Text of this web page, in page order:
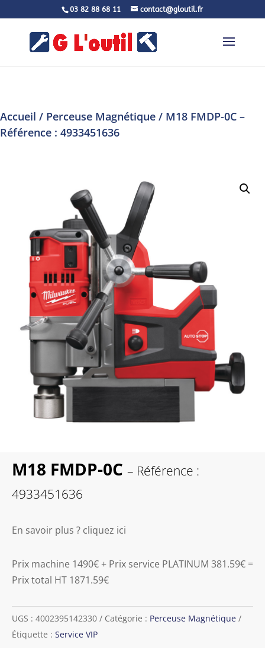
03 82 88 68 11 contact@gloutil.fr
Accueil / Perceuse Magnétique / M18 FMDP-0C –
Référence : 4933451636
M18 FMDP-0C – Référence :
4933451636
En savoir plus ? cliquez ici
Prix machine 1490€ + Prix service PLATINUM 381.59€ =
Prix total HT 1871.59€
UGS : 4002395142330 Catégorie : Perceuse Magnétique
Étiquette : Service VIP